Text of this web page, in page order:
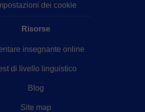
dei cookie
Risorse
insegnante online
di livello linguistico
Blog
Site map